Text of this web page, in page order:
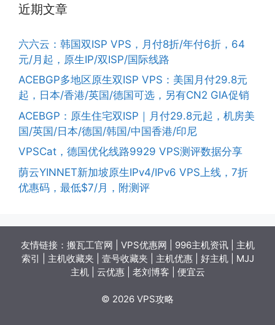
近期文章
六六云：韩国双ISP VPS，月付8折/年付6折，64
元/月起，原生IP/双ISP/国际线路
ACEBGP多地区原生双ISP VPS：美国月付29.8元
起，日本/香港/英国/德国可选，另有CN2 GIA促销
ACEBGP：原生住宅双ISP｜月付29.8元起，机房美
国/英国/日本/德国/韩国/中国香港/印尼
VPSCat，德国优化线路9929 VPS测评数据分享
荫云YINNET新加坡原生IPv4/IPv6 VPS上线，7折
优惠码，最低$7/月，附测评
友情链接： 搬瓦工官网 VPS优惠网 996主机资讯| 主机
索引
主机收藏夹 壹号收藏夹 主机优惠| 好主机| MJJ
主机| 云优惠| 老刘博客 便宜云
© 2026 VPS攻略